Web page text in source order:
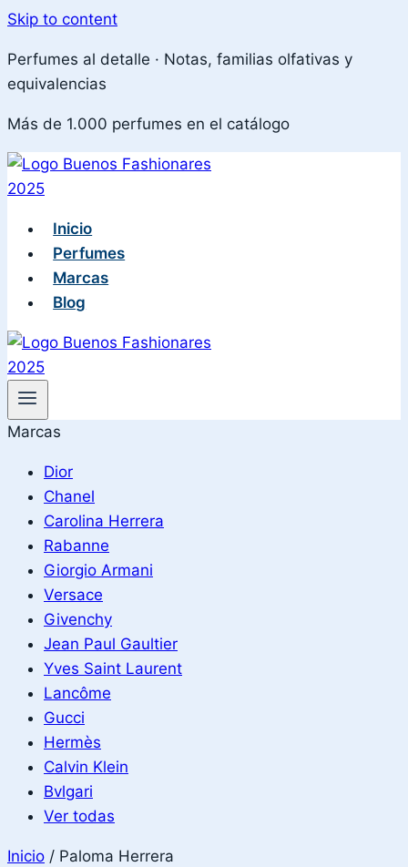
Skip to content
Perfumes al detalle · Notas, familias olfativas y
equivalencias
Más de 1.000 perfumes en el catálogo
Inicio
Perfumes
Marcas
Blog
Marcas
Dior
Chanel
Carolina Herrera
Rabanne
Giorgio Armani
Versace
Givenchy
Jean Paul Gaultier
Yves Saint Laurent
Lancôme
Gucci
Hermès
Calvin Klein
Bvlgari
Ver todas
Inicio / Paloma Herrera